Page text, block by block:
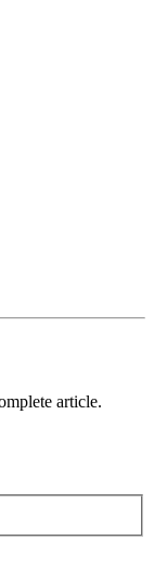
article.